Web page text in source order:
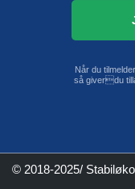
Når du
så giverdu
© 2018-2025/